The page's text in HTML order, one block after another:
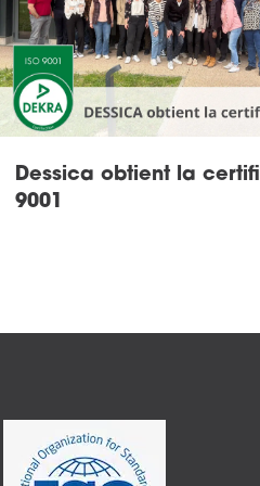
Dessica obtient la
9001